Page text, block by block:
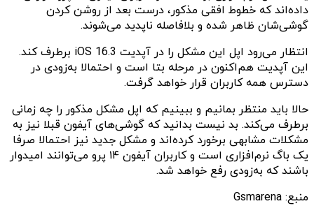
داده‌اند که خطوط افقی مذکور، درست بعد از روشن کردن
گوشی‌شان ظاهر شده و بلافاصله ناپدید می‌شوند‌.
انتظار می‌رود اپل این مشکل را در آپدیت iOS 16.3 برطرف کند.
این آپدیت هم‌اکنون در مرحله بتا است و احتمالا به‌زودی در
دسترس همه‌ کاربران قرار خواهد گرفت.
حالا باید منتظر بمانیم و ببینیم که اپل مشکل مذکور را چه زمانی
برطرف می‌کند. بد نیست بدانید که گوشی‌های آیفون قبلا نیز به
مشکلات مشابهی برخورد کرده‌اند و مشکل جدید نیز احتمالا صرفا
یک باگ نرم‌افزاری است و کاربران آیفون ۱۴ پرو می‌توانند امیدوار
باشند که به‌زودی رفع خواهد شد.
منبع: Gsmarena